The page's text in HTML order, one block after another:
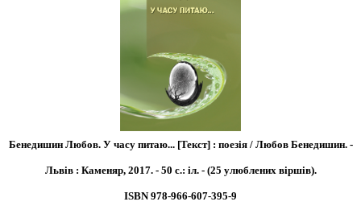
Бенедишин Любов. У часу питаю... [Текст] : поезія / Любов Бенедишин. -
Львів : Каменяр, 2017. - 50 с.: іл. - (25 улюблених віршів).
ISBN 978-966-607-395-9